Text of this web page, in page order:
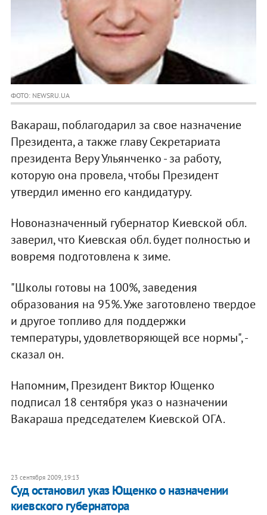
ФОТО: NEWSRU.UA
Вакараш, поблагодарил за свое назначение
Президента, а также главу Секретариата
президента Веру Ульянченко - за работу,
которую она провела, чтобы Президент
утвердил именно его кандидатуру.
Новоназначенный губернатор Киевской обл.
заверил, что Киевская обл. будет полностью и
вовремя подготовлена к зиме.
"Школы готовы на 100%, заведения
образования на 95%. Уже заготовлено твердое
и другое топливо для поддержки
температуры, удовлетворяющей все нормы", -
сказал он.
Напомним, Президент Виктор Ющенко
подписал 18 сентября указ о назначении
Вакараша председателем Киевской ОГА.
23 сентября 2009, 19:13
Суд остановил указ Ющенко о назначении
киевского губернатора